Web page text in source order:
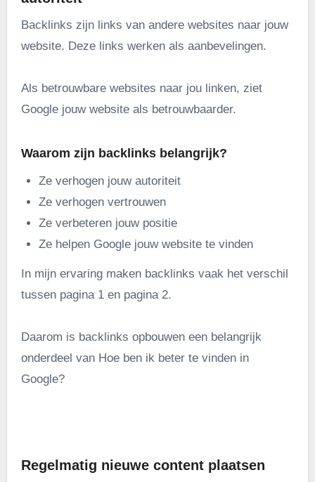
Backlinks zijn links van andere websites naar jouw
website. Deze links werken als aanbevelingen.
Als betrouwbare websites naar jou linken, ziet
Google jouw website als betrouwbaarder.
Waarom zijn backlinks belangrijk?
Ze verhogen jouw autoriteit
Ze verhogen vertrouwen
Ze verbeteren jouw positie
Ze helpen Google jouw website te vinden
In mijn ervaring maken backlinks vaak het verschil
tussen pagina 1 en pagina 2.
Daarom is backlinks opbouwen een belangrijk
onderdeel van Hoe ben ik beter te vinden in
Google?
Regelmatig nieuwe content plaatsen